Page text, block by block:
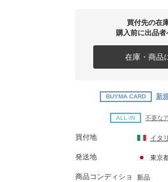
買付先の在
購入前に出品者
在庫・商品
BUYMA CARD 新
ALL-IN 不要な
買付地 イタ
発送地 東京
商品コンディショ
新品